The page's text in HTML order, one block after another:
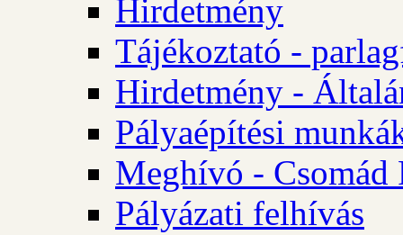
Hirdetmény
Tájékoztató -
Hirdetmény -
Pályaépítési
Meghívó - Csomád
Pályázati felhívás